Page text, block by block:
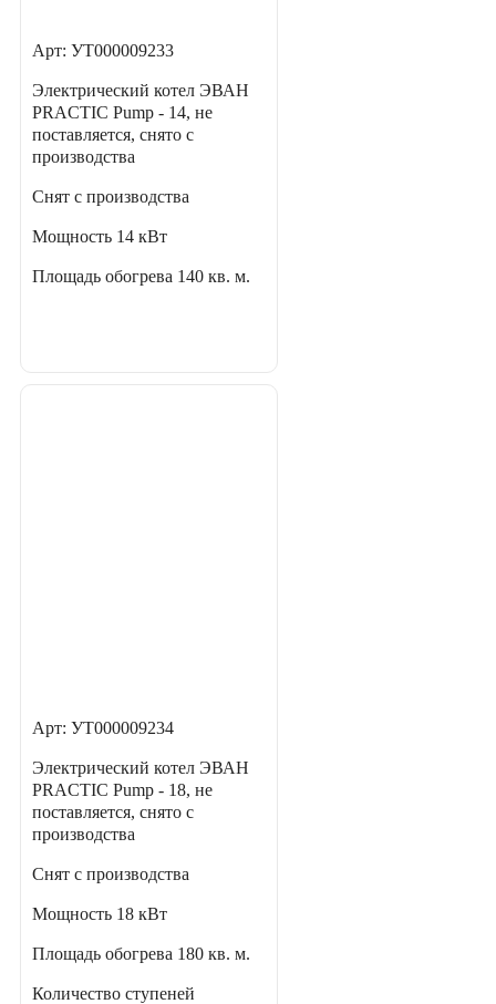
Арт: УТ000009233
Электрический котел ЭВАН
PRACTIC Pump - 14, не
поставляется, снято с
производства
Снят с производства
Мощность 14 кВт
Площадь обогрева 140 кв. м.
Арт: УТ000009234
Электрический котел ЭВАН
PRACTIC Pump - 18, не
поставляется, снято с
производства
Снят с производства
Мощность 18 кВт
Площадь обогрева 180 кв. м.
Количество ступеней